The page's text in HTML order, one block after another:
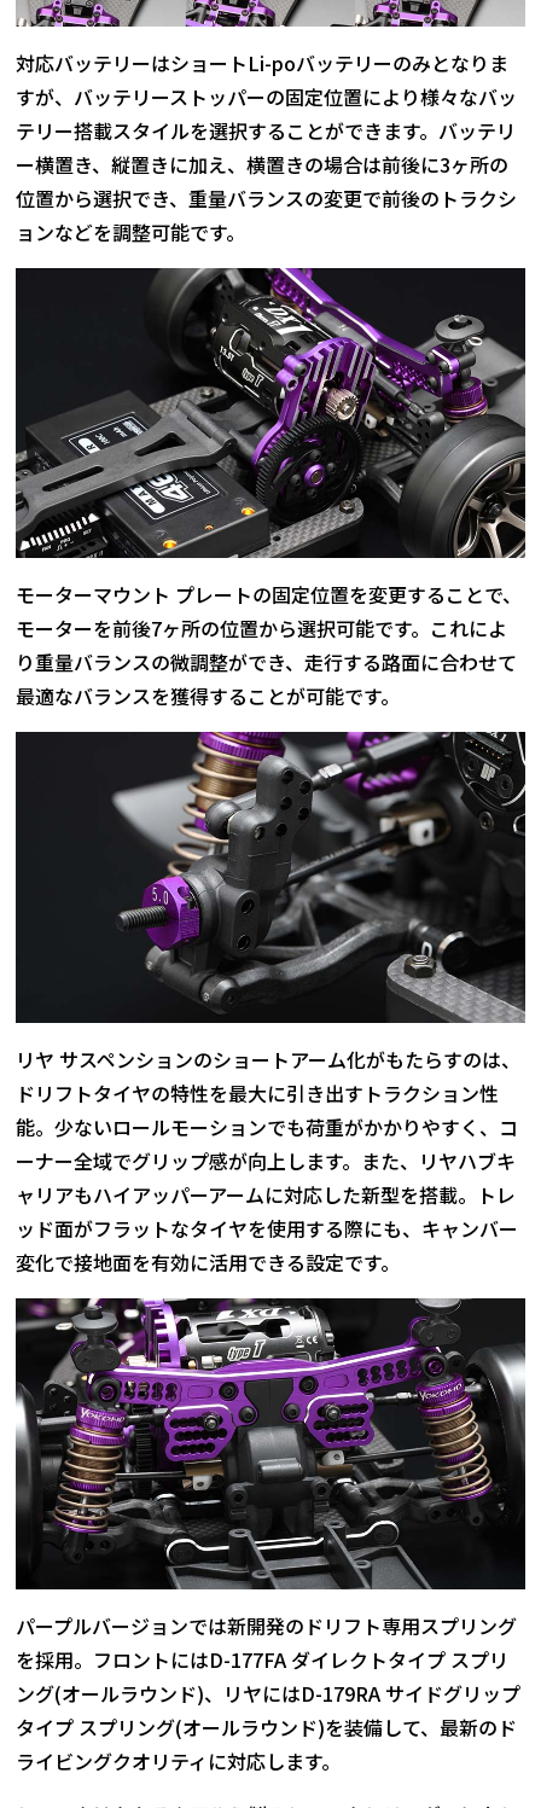
対応バッテリーはショートLi-poバッテリーのみとなりま
すが、バッテリーストッパーの固定位置により様々なバッ
テリー搭載スタイルを選択することができます。バッテリ
ー横置き、縦置きに加え、横置きの場合は前後に3ヶ所の
位置から選択でき、重量バランスの変更で前後のトラクシ
ョンなどを調整可能です。
モーターマウント プレートの固定位置を変更することで、
モーターを前後7ヶ所の位置から選択可能です。これによ
り重量バランスの微調整ができ、走行する路面に合わせて
最適なバランスを獲得することが可能です。
リヤ サスペンションのショートアーム化がもたらすのは、
ドリフトタイヤの特性を最大に引き出すトラクション性
能。少ないロールモーションでも荷重がかかりやすく、コ
ーナー全域でグリップ感が向上します。また、リヤハブキ
ャリアもハイアッパーアームに対応した新型を搭載。トレ
ッド面がフラットなタイヤを使用する際にも、キャンバー
変化で接地面を有効に活用できる設定です。
パープルバージョンでは新開発のドリフト専用スプリング
を採用。フロントにはD-177FA ダイレクトタイプ スプリ
ング(オールラウンド)、リヤにはD-179RA サイドグリップ
タイプ スプリング(オールラウンド)を装備して、最新のド
ライビングクオリティに対応します。